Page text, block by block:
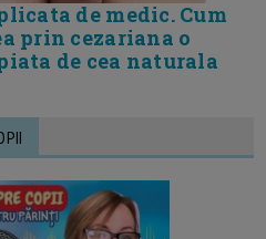
de medic. Cum
prin cezariana o
de cea naturala